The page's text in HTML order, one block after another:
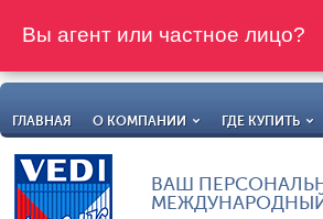
Вы агент или частное лицо?
ГЛАВНАЯ О КОМПАНИИ ГДЕ КУПИТЬ
ВАШ